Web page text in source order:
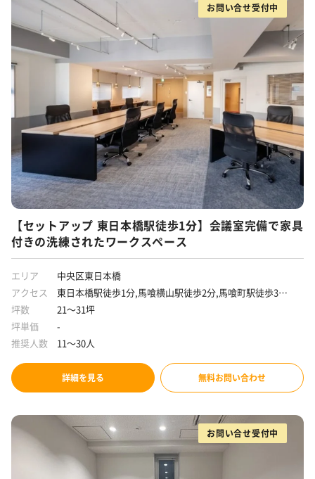
お問い合せ受付中
【セットアップ 東日本橋駅徒歩1分】会議室完備で家具
付きの洗練されたワークスペース
エリア
中央区東日本橋
アクセス
東日本橋駅徒歩1分,馬喰横山駅徒歩2分,馬喰町駅徒歩3分,
浅草橋駅徒歩8分
坪数
21～31坪
坪単価
-
推奨人数
11～30人
詳細を見る 無料お問い合わせ
お問い合せ受付中